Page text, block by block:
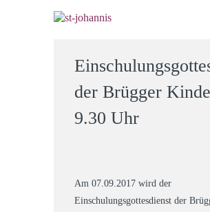
der Brügger
9.30 Uhr
Am 07.09.2017 wird der
Einschulungsgottesdienst der